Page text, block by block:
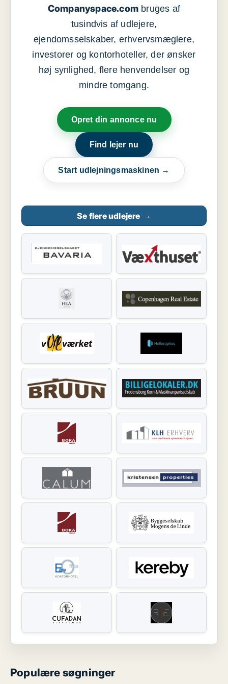
Companyspace.com bruges af
tusindvis af udlejere,
ejendomsselskaber, erhvervsmæglere,
investorer og kontorhoteller, der ønsker
høj synlighed, flere henvendelser og
mindre tomgang.
Opret din annonce nu
Find lejer nu
Start udlejningsmaskinen →
Se flere udlejere →
Populære søgninger